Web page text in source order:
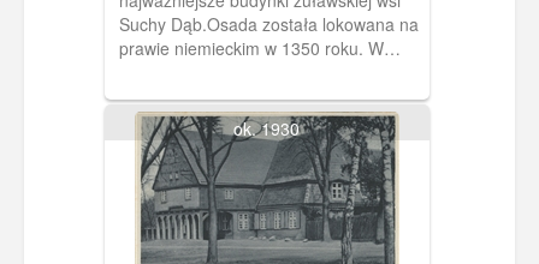
Suchy Dąb.Osada została lokowana na
prawie niemieckim w 1350 roku. W
Leberechta Kopittke.. Poniżej siedziba
NSDAP (obecnie Urząd Gminy Suchy
Dąb). Obok późnogotycki kościół ze
strzelistą szachulcową wieżą.
Zniszczony w 1945, został odbudowany
w latach siedemdziesiątych XX wieku.
Kościół zbudowany jest na lewym
ok. 1930